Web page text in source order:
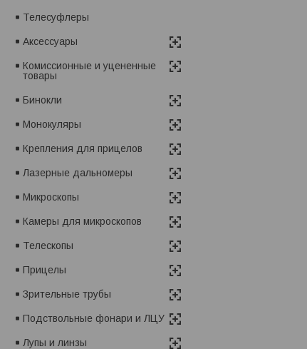
Телесуфлеры
Аксессуары
Комиссионные и уцененные
товары
Бинокли
Монокуляры
Крепления для прицелов
Лазерные дальномеры
Микроскопы
Камеры для микроскопов
Телескопы
Прицелы
Зрительные трубы
Подствольные фонари и ЛЦУ
Лупы и линзы